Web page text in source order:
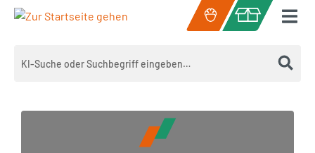
Zum Hauptinhalt springen
Warenkorb